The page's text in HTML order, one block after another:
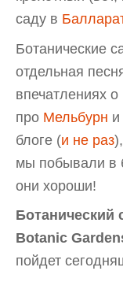
саду в
Ботанические
отдельная
впечатлениях
про Мельбурн и
блоге (и не раз
мы побывали в
они хороши!
Ботанический
Botanic
пойдет